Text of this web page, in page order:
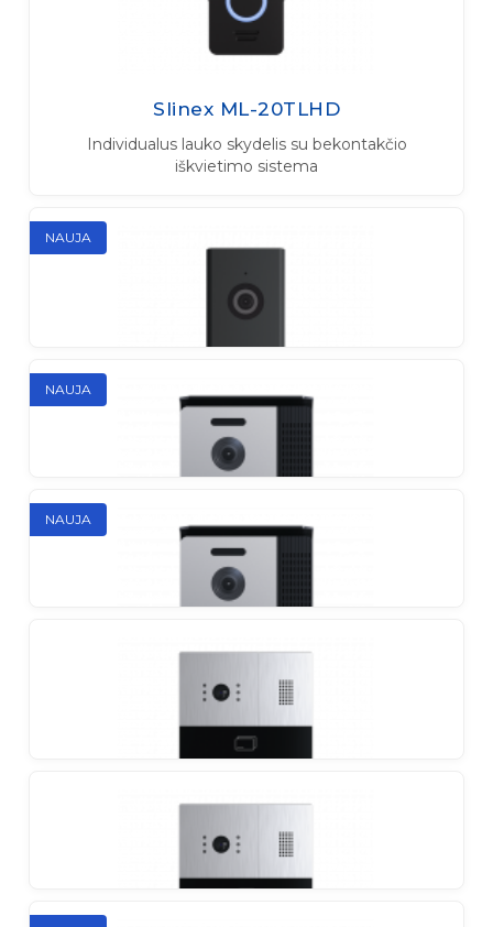
Slinex ML-20TLHD
Individualus lauko skydelis su bekontakčio
iškvietimo sistema
NAUJA
Individualus prieinamas lauko skydelis moderniame
antivandaliniame korpuse
NAUJA
Individualus lauko skydelis
NAUJA
Slinex ME-02HD
Lauko skydelis 2 abonentams